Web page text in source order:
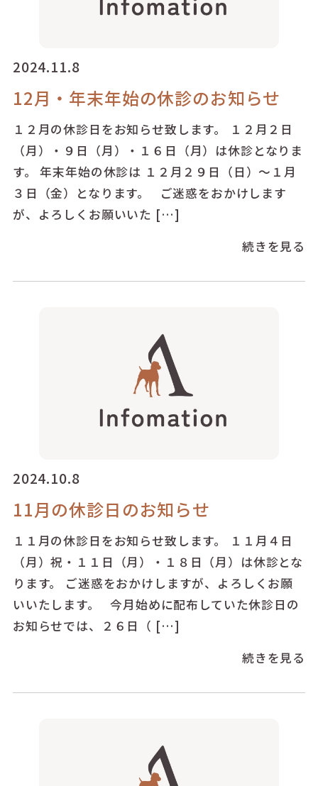
2024.11.8
12月・年末年始の休診のお知らせ
１２月の休診日をお知らせ致します。 １２月２日
（月）・９日（月）・１６日（月）は休診となりま
す。 年末年始の休診は １２月２９日（日）～１月
３日（金）となります。 ご迷惑をおかけします
が、よろしくお願いいた […]
続きを見る
2024.10.8
11月の休診日のお知らせ
１１月の休診日をお知らせ致します。 １１月４日
（月）祝・１１日（月）・１８日（月）は休診とな
ります。 ご迷惑をおかけしますが、よろしくお願
いいたします。 今月始めに配布していた休診日の
お知らせでは、２６日（ […]
続きを見る